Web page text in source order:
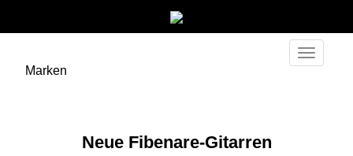
Toggle
Marken
Neue Fibenare-Gitarren